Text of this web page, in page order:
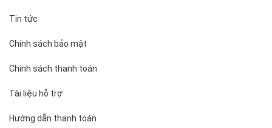
Tin tức
Chính sách bảo mật
Chính sách thanh toán
Tài liệu hỗ trợ
Hướng dẫn thanh toán